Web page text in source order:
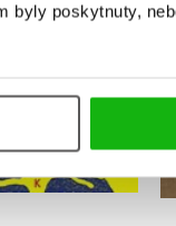
byly poskytnuty,
Do košíku
263 Kč